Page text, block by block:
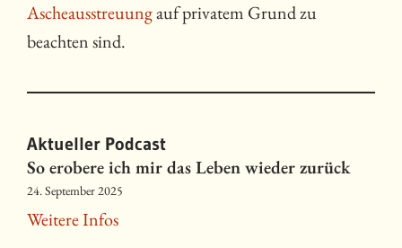
Ascheausstreuungauf privatem Grund zu
beachten sind.
Aktueller Podcast
So erobere ich mir das Leben wieder zurück
24. September 2025
Weitere Infos